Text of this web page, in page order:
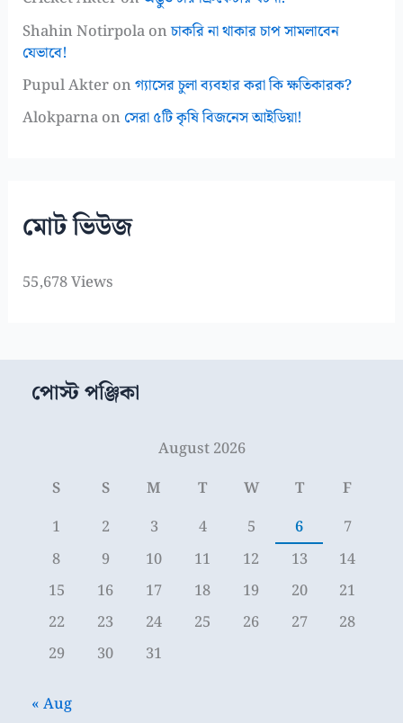
Shahin Notirpolaonচাকরি না থাকার চাপ সামলাবেন
যেভাবে!
Pupul Akteronগ্যাসের চুলা ব্যবহার করা কি ক্ষতিকারক?
Alokparnaon সেরা ৫টি কৃষি বিজনেস আইডিয়া!
মোট ভিউজ
55,678 Views
পোস্ট পঞ্জিকা
August 2026
S
S M T W T
F
1
2 3 4 5 6
7
8
9 10 11 12 13
14
15
16 17 18 19 20
21
22
23 24 25 26 27
28
29
30 31
« Aug